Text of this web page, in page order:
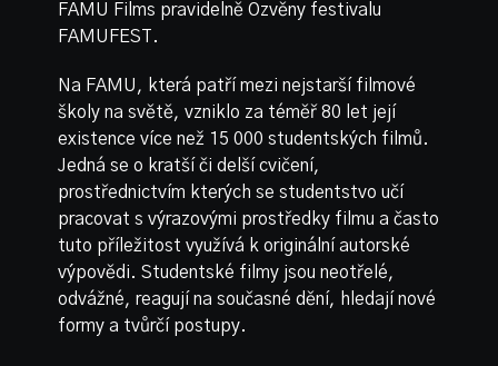
FAMU Films pravidelně Ozvěny festivalu
FAMUFEST.
Na FAMU, která patří mezi nejstarší filmové
školy na světě, vzniklo za téměř 80 let její
existence více než 15 000 studentských filmů.
Jedná se o kratší či delší cvičení,
prostřednictvím kterých se studentstvo učí
pracovat s výrazovými prostředky filmu a často
tuto příležitost využívá k originální autorské
výpovědi. Studentské filmy jsou neotřelé,
odvážné, reagují na současné dění, hledají nové
formy a tvůrčí postupy.